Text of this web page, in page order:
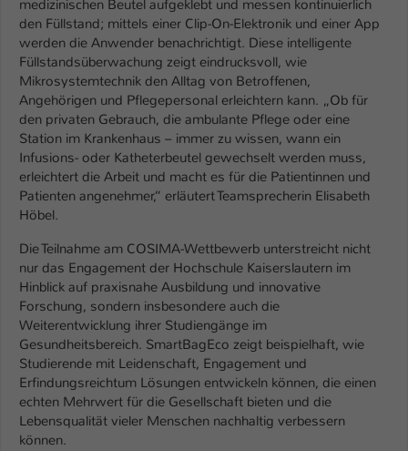
medizinischen Beutel aufgeklebt und messen kontinuierlich
den Füllstand; mittels einer Clip-On-Elektronik und einer App
werden die Anwender benachrichtigt. Diese intelligente
Füllstandsüberwachung zeigt eindrucksvoll, wie
Mikrosystemtechnik den Alltag von Betroffenen,
Angehörigen und Pflegepersonal erleichtern kann. „Ob für
den privaten Gebrauch, die ambulante Pflege oder eine
Station im Krankenhaus – immer zu wissen, wann ein
Infusions- oder Katheterbeutel gewechselt werden muss,
erleichtert die Arbeit und macht es für die Patientinnen und
Patienten angenehmer,“ erläutert Teamsprecherin Elisabeth
Höbel.
Die Teilnahme am COSIMA-Wettbewerb unterstreicht nicht
nur das Engagement der Hochschule Kaiserslautern im
Hinblick auf praxisnahe Ausbildung und innovative
Forschung, sondern insbesondere auch die
Weiterentwicklung ihrer Studiengänge im
Gesundheitsbereich. SmartBagEco zeigt beispielhaft, wie
Studierende mit Leidenschaft, Engagement und
Erfindungsreichtum Lösungen entwickeln können, die einen
echten Mehrwert für die Gesellschaft bieten und die
Lebensqualität vieler Menschen nachhaltig verbessern
können.
Zweck
Einstellungen. Unter anderem eine zufällig
generierte ID, für die historische
Speicherung Ihrer vorgenommen
Einstellungen, falls der Webseiten-
Betreiber dies eingestellt hat.
Name fe_typo_user / PHPSESSID
Anbieter TYPO3
Laufzeit
Zweck
Dieses Cookie ist ein Standard-Session-
Cookie von TYPO3. Es speichert im Fall
eines Intranet-Logins die Session-ID. So
kann der eingeloggte Benutzer
wiedererkannt werden und es wird ihm
Zugang zu geschützten Bereichen
gewährt.
Name